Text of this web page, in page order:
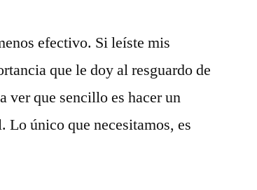
efectivo. Si leíste mis
que le doy al resguardo de
ver que sencillo es hacer un
Lo único que necesitamos, es